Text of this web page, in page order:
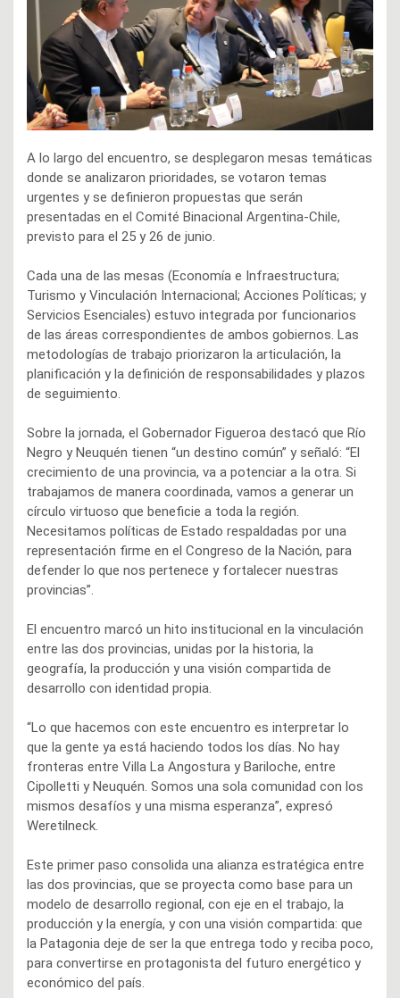
A lo largo del encuentro, se desplegaron mesas temáticas
donde se analizaron prioridades, se votaron temas
urgentes y se definieron propuestas que serán
presentadas en el Comité Binacional Argentina-Chile,
previsto para el 25 y 26 de junio.
Cada una de las mesas (Economía e Infraestructura;
Turismo y Vinculación Internacional; Acciones Políticas; y
Servicios Esenciales) estuvo integrada por funcionarios
de las áreas correspondientes de ambos gobiernos. Las
metodologías de trabajo priorizaron la articulación, la
planificación y la definición de responsabilidades y plazos
de seguimiento.
Sobre la jornada, el Gobernador Figueroa destacó que Río
Negro y Neuquén tienen “un destino común” y señaló: “El
crecimiento de una provincia, va a potenciar a la otra. Si
trabajamos de manera coordinada, vamos a generar un
círculo virtuoso que beneficie a toda la región.
Necesitamos políticas de Estado respaldadas por una
representación firme en el Congreso de la Nación, para
defender lo que nos pertenece y fortalecer nuestras
provincias”.
El encuentro marcó un hito institucional en la vinculación
entre las dos provincias, unidas por la historia, la
geografía, la producción y una visión compartida de
desarrollo con identidad propia.
“Lo que hacemos con este encuentro es interpretar lo
que la gente ya está haciendo todos los días. No hay
fronteras entre Villa La Angostura y Bariloche, entre
Cipolletti y Neuquén. Somos una sola comunidad con los
mismos desafíos y una misma esperanza”, expresó
Weretilneck.
Este primer paso consolida una alianza estratégica entre
las dos provincias, que se proyecta como base para un
modelo de desarrollo regional, con eje en el trabajo, la
producción y la energía, y con una visión compartida: que
la Patagonia deje de ser la que entrega todo y reciba poco,
para convertirse en protagonista del futuro energético y
económico del país.